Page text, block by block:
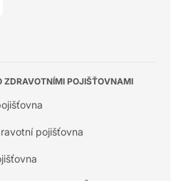
ZDRAVOTNÍMI POJIŠŤOVNAMI
pojišťovna